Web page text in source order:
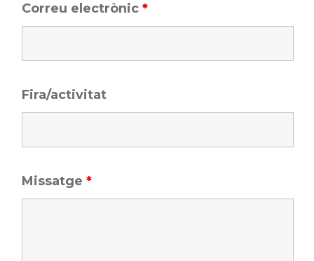
Correu electrònic *
Fira/activitat
Missatge *